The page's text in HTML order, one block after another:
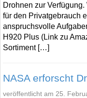
Drohnen zur
für den Privatgebrauch
anspruchsvolle
H920 Plus (Link zu
Sortiment […]
NASA erforscht
veröffentlicht am 25.